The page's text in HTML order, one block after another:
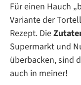
Für einen Hauch
Variante der
Rezept. Die
Supermarkt und
überbacken, sind
auch in meiner!